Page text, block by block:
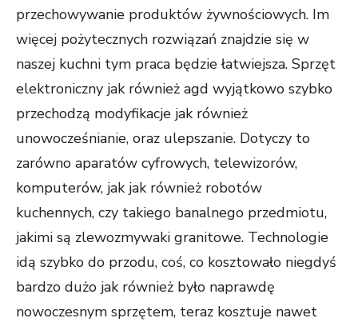
przechowywanie produktów żywnościowych. Im
więcej pożytecznych rozwiązań znajdzie się w
naszej kuchni tym praca będzie łatwiejsza. Sprzęt
elektroniczny jak również agd wyjątkowo szybko
przechodzą modyfikacje jak również
unowocześnianie, oraz ulepszanie. Dotyczy to
zarówno aparatów cyfrowych, telewizorów,
komputerów, jak jak również robotów
kuchennych, czy takiego banalnego przedmiotu,
jakimi są zlewozmywaki granitowe. Technologie
idą szybko do przodu, coś, co kosztowało niegdyś
bardzo dużo jak również było naprawdę
nowoczesnym sprzętem, teraz kosztuje nawet